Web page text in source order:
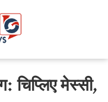
चिप्लिए मेस्सी,